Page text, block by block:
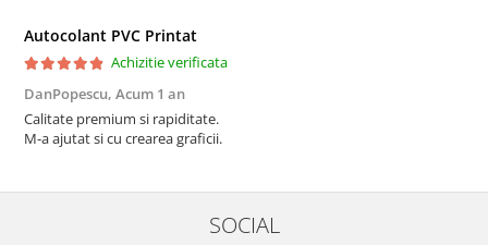
Autocolant PVC Printat
Achizitie verificata
DanPopescu, Acum 1 an
Calitate premium si rapiditate.
M-a ajutat si cu crearea graficii.
SOCIAL